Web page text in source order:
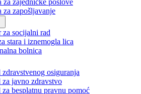
za odnose s javnošću
za zajedničke poslove
za zapošljavanje
za socijalni rad
stara i iznemogla lica
bolnica